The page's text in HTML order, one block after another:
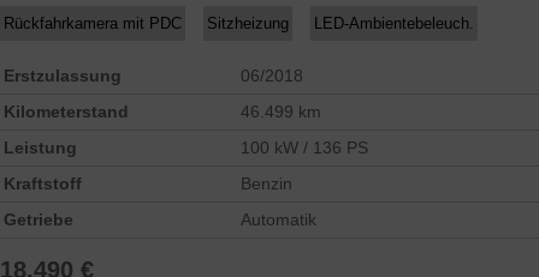
Rückfahrkamera mit PDC Sitzheizung LED-Ambientebeleuch.
Erstzulassung
06/2018
Kilometerstand
46.499 km
Leistung
100 kW / 136 PS
Kraftstoff
Benzin
Getriebe
Automatik
18.490 €